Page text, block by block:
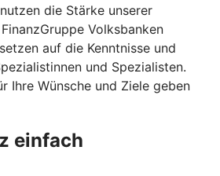
die Stärke unserer
Volksbanken
auf die Kenntnisse und
und Spezialisten.
Ihre Wünsche und Ziele geben
einfach